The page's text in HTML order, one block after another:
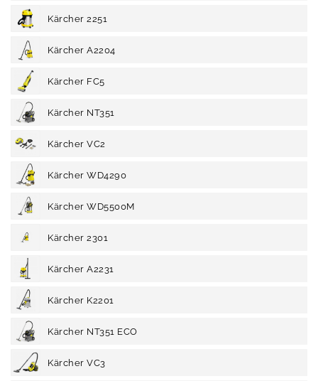
Kärcher 2251
Kärcher A2204
Kärcher FC5
Kärcher NT351
Kärcher VC2
Kärcher WD4290
Kärcher WD5500M
Kärcher 2301
Kärcher A2231
Kärcher K2201
Kärcher NT351 ECO
Kärcher VC3